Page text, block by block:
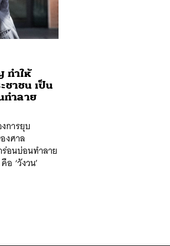
ทำให้
ชาชน เป็น
ทำลาย
การยุบ
งศาล
อนบ่อนทำลาย
‘วังวน’